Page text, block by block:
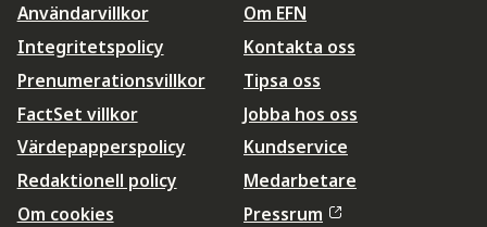
Användarvillkor
Integritetspolicy
Prenumerationsvillkor
FactSet villkor
Värdepapperspolicy
Redaktionell policy
Om cookies
Om EFN
Kontakta oss
Tipsa oss
Jobba hos oss
Kundservice
Medarbetare
Pressrum